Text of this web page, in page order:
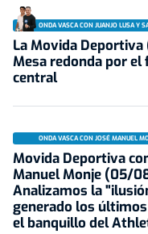
ONDA VASCA CON JUANJO LUSA Y
La Movida
Mesa redonda por el
central
ONDA VASCA CON JOSÉ MANUEL
Movida Deportiva
Manuel Monje (05/
Analizamos la
generado los
el banquillo del